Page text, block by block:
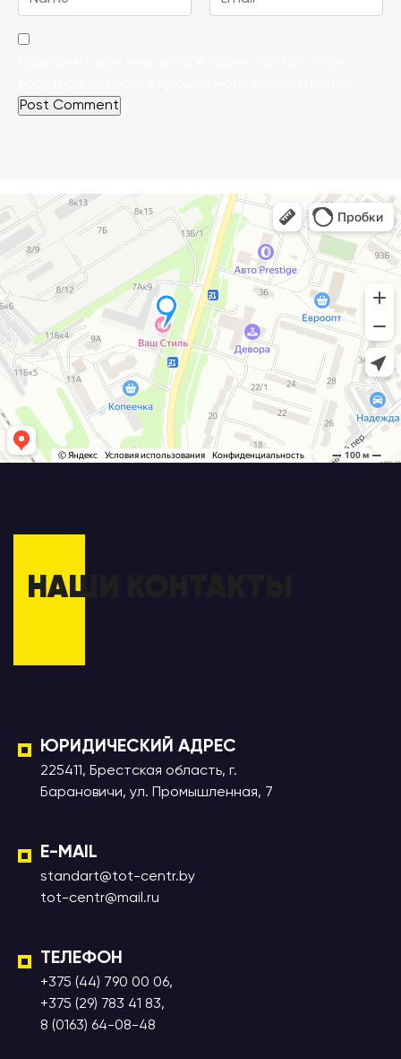
НАШИ КОНТАКТЫ
ЮРИДИЧЕСКИЙ АДРЕС
225411, Брестская область, г.
Барановичи, ул. Промышленная, 7
E-MAIL
standart@tot-centr.by
tot-centr@mail.ru
ТЕЛЕФОН
+375 (44) 790 00 06,
+375 (29) 783 41 83,
8 (0163) 64-08-48